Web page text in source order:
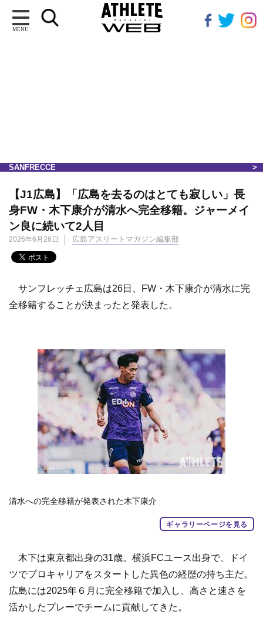
MENU
SANFRECCE
【J1広島】「広島を去るのはとても寂しい」長
身FW・木下康介が清水へ完全移籍。ジャーメイ
ン良に続いて2人目
2026年6月26日 広島アスリートマガジン編集部
サンフレッチェ広島は26日、FW・木下康介が清水に完
全移籍することが決まったと発表した。
清水への完全移籍が発表された木下康介
ギャラリーページを見る
木下は東京都出身の31歳。横浜FCユース出身で、ドイ
ツでプロキャリアをスタートした異色の経歴の持ち主だ。
広島には2025年６月に完全移籍で加入し、高さと速さを
活かしたプレーでチームに貢献してきた。